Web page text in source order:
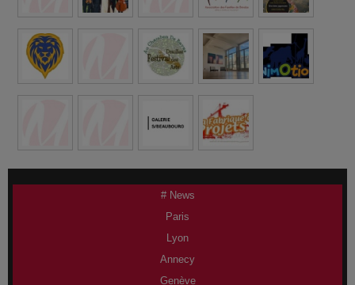
# News
Paris
Lyon
Annecy
Genève